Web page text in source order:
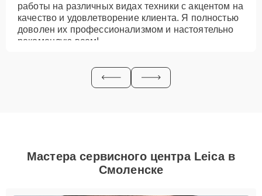
работы на различных видах техники с акцентом на
качество и удовлетворение клиента. Я полностью
доволен их профессионализмом и настоятельно
рекомендую всем!
Мастера сервисного центра Leica в
Смоленске